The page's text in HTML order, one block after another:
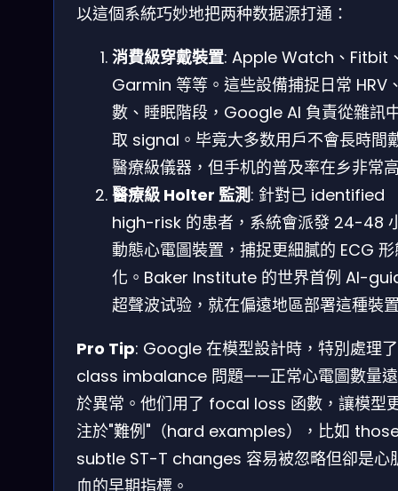
以這個系統巧妙地把两种数据源打通：
消費級穿戴裝置: Apple Watch、Fitbit
Garmin 等等。這些設備捕捉日常 HRV
數、睡眠階段，Google AI 負責從雜訊
取 signal。毕竟大多数用戶不會長時間
醫療級儀器，但手机的普及率在乡非常
醫療級 Holter 監測: 針對已 identified
high-risk 的患者，系統會派發 24-48
動態心電圖裝置，捕捉更細膩的 ECG
化。Baker Institute 的世界首例 AI-
超聲波试验，就在偏遠地區部署這種裝
Pro Tip: Google 在模型設計時，特別處理了
class imbalance 問題——正常心電圖數量
於異常。他们用了 focal loss 函數，讓模型
注於"難例"（hard examples），比如
subtle ST-T changes 容易被忽略但卻是心
血的早期指標。